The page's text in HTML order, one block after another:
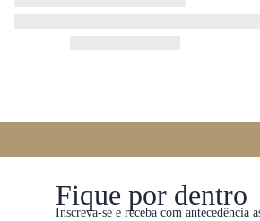
Fique por dentro
Inscreva-se e receba com antecedência